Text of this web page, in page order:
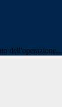
dell'operazione...